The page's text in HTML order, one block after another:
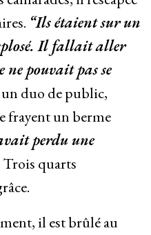
“Ils étaient sur un
Il fallait aller
ne pouvait pas se
un duo de public,
frayent un berme
perdu une
Trois quarts
il est brûlé au